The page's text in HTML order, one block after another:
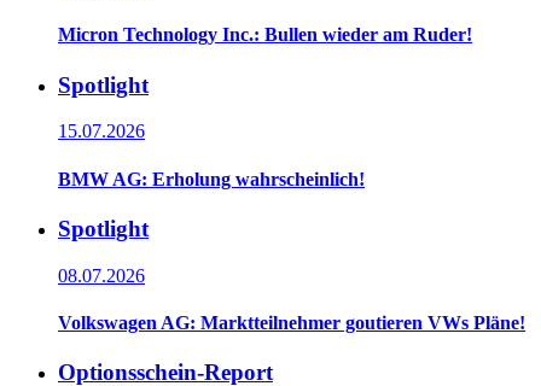
Micron Technology Inc.: Bullen wieder am Ruder!
Spotlight
15.07.2026
BMW AG: Erholung wahrscheinlich!
Spotlight
08.07.2026
Volkswagen AG: Marktteilnehmer goutieren VWs Pläne!
Optionsschein-Report